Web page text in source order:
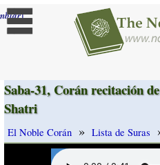
]
Saba-31, Corán recitación
Shatri
El Noble Corán » Lista de Suras